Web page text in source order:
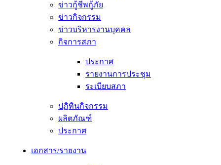
ข่าวกู้ชีพกู้ภัย
ข่าวกิจกรรม
ข่าวบริหารงานบุคคล
กิจการสภา
ประกาศ
รายงานการประชุม
ระเบียบสภา
ปฏิทินกิจกรรม
ผลิตภัณฑ์
ประกาศ
เอกสาร/รายงาน